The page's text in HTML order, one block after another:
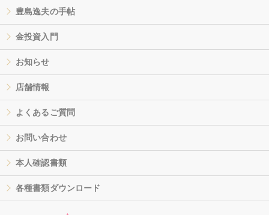
豊島逸夫の手帖
金投資入門
お知らせ
店舗情報
よくあるご質問
お問い合わせ
本人確認書類
各種書類ダウンロード